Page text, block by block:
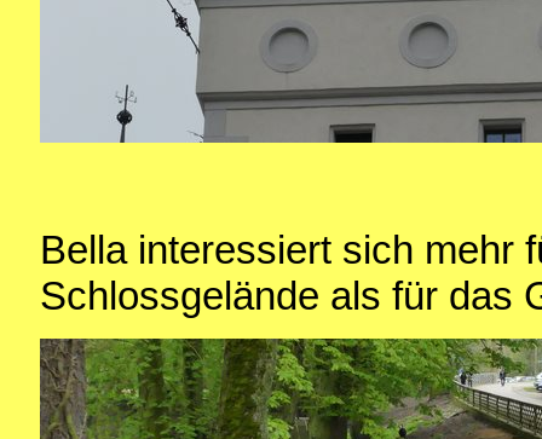
Bella interessiert sich mehr
Schlossgelände als für das